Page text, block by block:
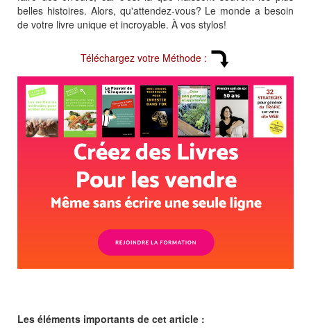
belles histoires. Alors, qu'attendez-vous? Le monde a besoin
de votre livre unique et incroyable. À vos stylos!
Téléchargez votre Méthode :
Les éléments importants de cet article :